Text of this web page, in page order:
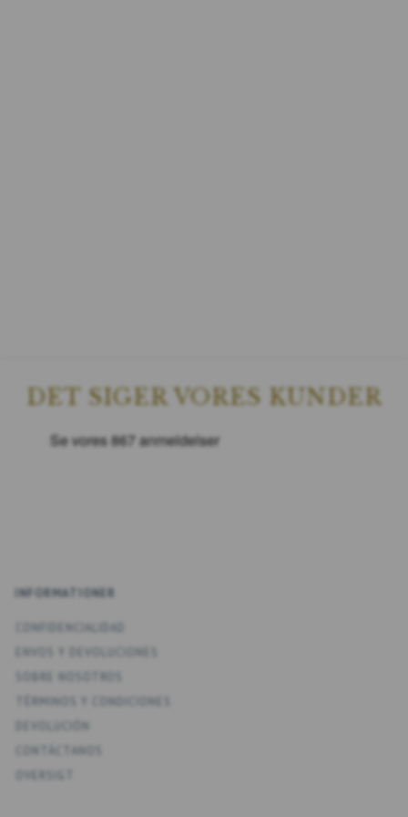
DET SIGER VORES KUNDER
INFORMATIONER
CONFIDENCIALIDAD
TÉRMINOS Y CONDICIONES
CONTÁCTANOS